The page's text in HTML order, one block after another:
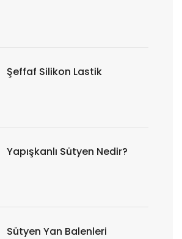
Şeffaf Silikon Lastik
Yapışkanlı Sütyen Nedir?
Sütyen Yan Balenleri